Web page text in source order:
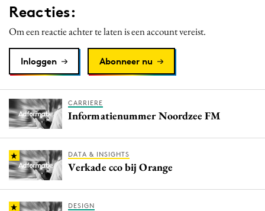
Programmatic
Purpose Marketing
Reputatie & crisis
Reacties:
Om een reactie achter te laten is een account vereist.
Inloggen Abonneer nu
CARRIERE
Informatienummer Noordzee FM
DATA & INSIGHTS
Verkade cco bij Orange
DESIGN